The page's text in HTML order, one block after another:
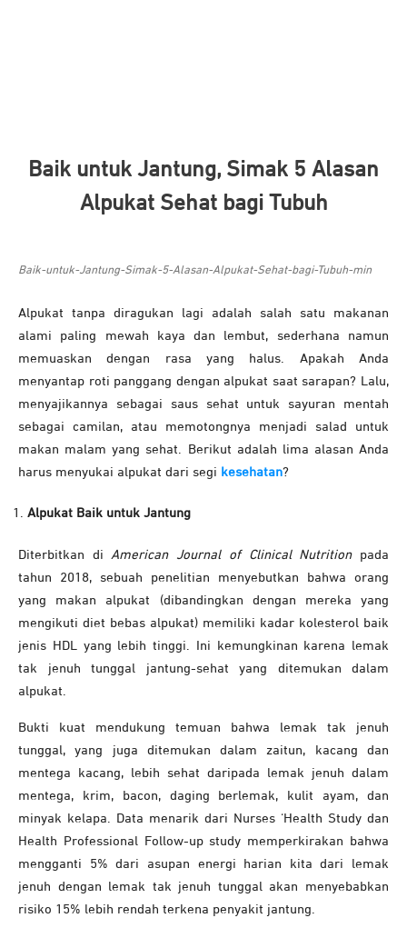
Baik untuk Jantung, Simak 5 Alasan
Alpukat Sehat bagi Tubuh
Baik-untuk-Jantung-Simak-5-Alasan-Alpukat-Sehat-bagi-Tubuh-min
Alpukat tanpa diragukan lagi adalah salah satu makanan
alami paling mewah kaya dan lembut, sederhana namun
memuaskan dengan rasa yang halus. Apakah Anda
menyantap roti panggang dengan alpukat saat sarapan? Lalu,
menyajikannya sebagai saus sehat untuk sayuran mentah
sebagai camilan, atau memotongnya menjadi salad untuk
makan malam yang sehat. Berikut adalah lima alasan Anda
harus menyukai alpukat dari segi kesehatan?
Alpukat Baik untuk Jantung
Diterbitkan diAmerican Journal of Clinical Nutritionpada
tahun 2018, sebuah penelitian menyebutkan bahwa orang
yang makan alpukat (dibandingkan dengan mereka yang
mengikuti diet bebas alpukat) memiliki kadar kolesterol baik
jenis HDL yang lebih tinggi. Ini kemungkinan karena lemak
tak jenuh tunggal jantung-sehat yang ditemukan dalam
alpukat.
Bukti kuat mendukung temuan bahwa lemak tak jenuh
tunggal, yang juga ditemukan dalam zaitun, kacang dan
mentega kacang, lebih sehat daripada lemak jenuh dalam
mentega, krim, bacon, daging berlemak, kulit ayam, dan
minyak kelapa. Data menarik dari Nurses ‘Health Study dan
Health Professional Follow-up study memperkirakan bahwa
mengganti 5% dari asupan energi harian kita dari lemak
jenuh dengan lemak tak jenuh tunggal akan menyebabkan
risiko 15% lebih rendah terkena penyakit jantung.